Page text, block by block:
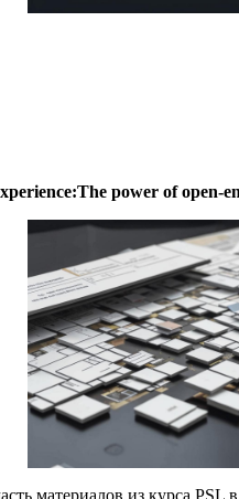
power of open-
материалов из курса PSL